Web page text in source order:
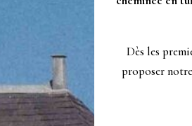
Dès les
proposer notre